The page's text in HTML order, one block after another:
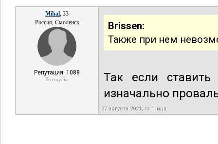
Mihal, 33
Россия, Смоленск
Репутация: 1088
В отпуске
Brissen:
Также при нем
Так если
изначально
27 августа 2021, пятница